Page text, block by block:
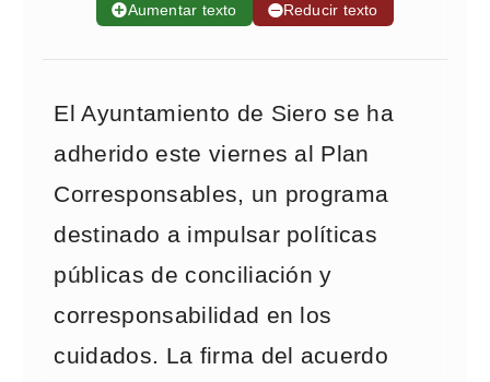
➕Aumentar texto ➖Reducir texto
El Ayuntamiento de Siero se ha
adherido este viernes al Plan
Corresponsables, un programa
destinado a impulsar políticas
públicas de conciliación y
corresponsabilidad en los
cuidados. La firma del acuerdo